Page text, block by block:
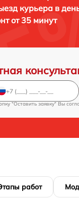
курьера в
от 35 минут
"Оставить заявку" Вы
работ